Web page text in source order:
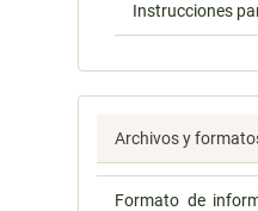
Instrucciones
Archivos y
Formato de